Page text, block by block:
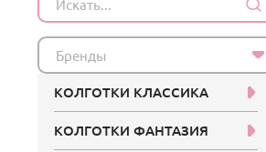
Бренды
КОЛГОТКИ КЛАССИКА
КОЛГОТКИ ФАНТАЗИЯ